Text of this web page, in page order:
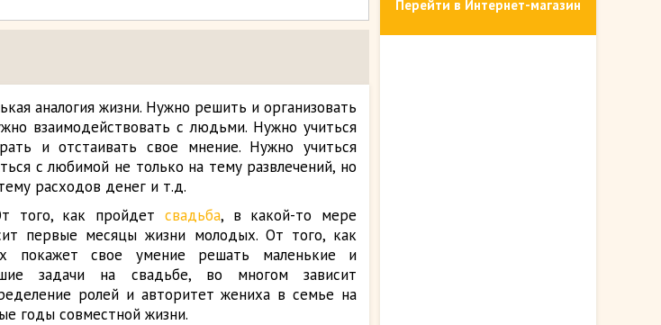
аналогия жизни. Нужно решить и организовать
взаимодействовать с людьми. Нужно учиться
и отстаивать свое мнение. Нужно учиться
с любимой не только на тему развлечений, но
расходов денег и т.д.
того, как пройдет свадьба, в какой-то мере
первые месяцы жизни молодых. От того, как
покажет свое умение решать маленькие и
задачи на свадьбе, во многом зависит
ролей и авторитет жениха в семье на
годы совместной жизни.
Перейти в Интернет-магазин